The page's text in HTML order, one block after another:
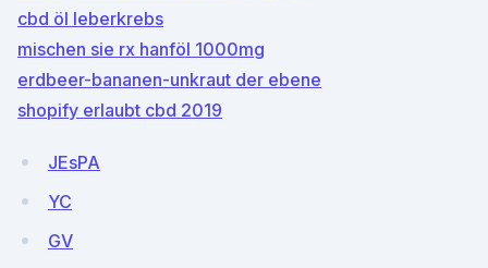
cbd öl leberkrebs
mischen sie rx hanföl 1000mg
erdbeer-bananen-unkraut der ebene
shopify erlaubt cbd 2019
JEsPA
YC
GV